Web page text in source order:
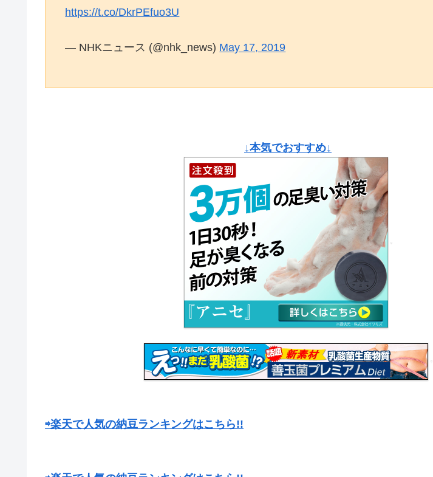
https://t.co/DkrPEfuo3U
— NHKニュース (@nhk_news) May 17, 2019
↓本気でおすすめ↓
⇨楽天で人気の納豆ランキングはこちら!!